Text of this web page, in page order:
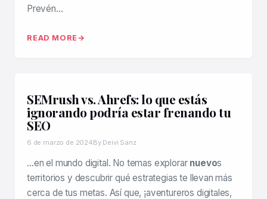
Prevén…
READ MORE
SEMrush vs. Ahrefs: lo que estás
ignorando podría estar frenando tu
SEO
6 de marzo de 2024By Deivi Sanz
…en el mundo digital. No temas explorar nuevos
territorios y descubrir qué estrategias te llevan más
cerca de tus metas. Así que, ¡aventureros digitales,